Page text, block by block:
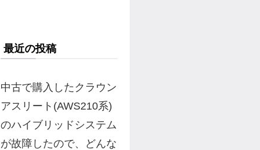
最近の投稿
中古で購入したクラウン
アスリート(AWS210系)
のハイブリッドシステム
が故障したので、どんな